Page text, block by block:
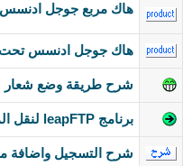
هاك مربع جوجل
هاك جوجل ادنسس
شرح طريقة وضع شعار
برنامج leapFTP لنقل الملفات الى موقعك بكل سهولة وبسرعة صاروخية مع الشرح
شرح التسجيل واضافة